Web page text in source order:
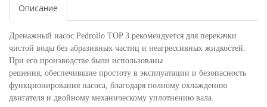
Описание
Дренажный насос Pedrollo TOP 3 рекомендуется для перекачки
чистой воды без абразивных частиц и неагрессивных жидкостей.
При его производстве были использованы
решения, обеспечившие простоту в эксплуатации и безопасность
функционирования насоса, благодаря полному охлаждению
двигателя и двойному механическому уплотнению вала.